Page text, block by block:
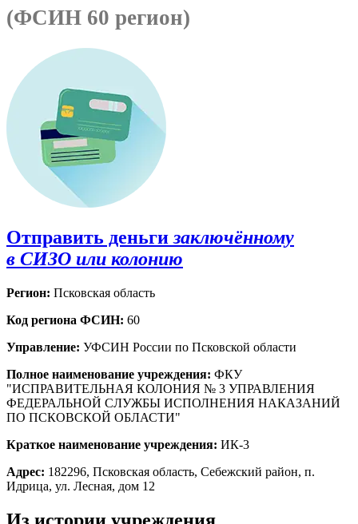
(ФСИН 60 регион)
Отправить деньги заключённому
в СИЗО или колонию
Регион: Псковская область
Код региона ФСИН: 60
Управление: УФСИН России по Псковской области
Полное наименование учреждения: ФКУ
"ИСПРАВИТЕЛЬНАЯ КОЛОНИЯ № 3 УПРАВЛЕНИЯ
ФЕДЕРАЛЬНОЙ СЛУЖБЫ ИСПОЛНЕНИЯ НАКАЗАНИЙ
ПО ПСКОВСКОЙ ОБЛАСТИ"
Краткое наименование учреждения: ИК-3
Адрес: 182296, Псковская область, Себежский район, п.
Идрица, ул. Лесная, дом 12
Из истории учреждения